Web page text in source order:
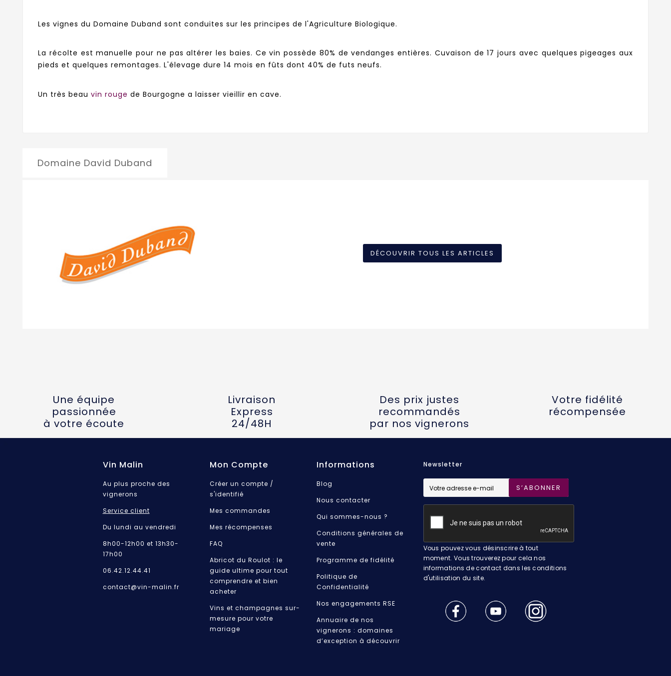
Les vignes du Domaine Duband sont conduites sur les principes de l'Agriculture Biologique.
La récolte est manuelle pour ne pas altérer les baies. Ce vin possède 80% de vendanges entières. Cuvaison de 17 jours avec quelques pigeages aux
pieds et quelques remontages. L'élevage dure 14 mois en fûts dont 40% de futs neufs.
Un très beau vin rouge de Bourgogne a laisser vieillir en cave.
Domaine David Duband
DÉCOUVRIR TOUS LES ARTICLES
Une équipe
passionnée
à votre écoute
Livraison
Express
24/48H
Des prix justes
recommandés
par nos vignerons
Votre fidélité
récompensée
Vin Malin
Au plus proche des
vignerons
Service client
Du lundi au vendredi
8h00-12h00 et 13h30-
17h00
06.42.12.44.41
contact@vin-malin.fr
Mon Compte
Créer un compte /
s'identifié
Mes commandes
Mes récompenses
FAQ
Abricot du Roulot : le
guide ultime pour tout
comprendre et bien
acheter
Vins et champagnes sur-
mesure pour votre
mariage
Informations
Blog
Nous contacter
Qui sommes-nous ?
Conditions générales de
vente
Programme de fidélité
Politique de
Confidentialité
Nos engagements RSE
Annuaire de nos
vignerons : domaines
d’exception à découvrir
Newsletter
S’ABONNER
Vous pouvez vous désinscrire à tout
moment. Vous trouverez pour cela nos
informations de contact dans les conditions
d'utilisation du site.